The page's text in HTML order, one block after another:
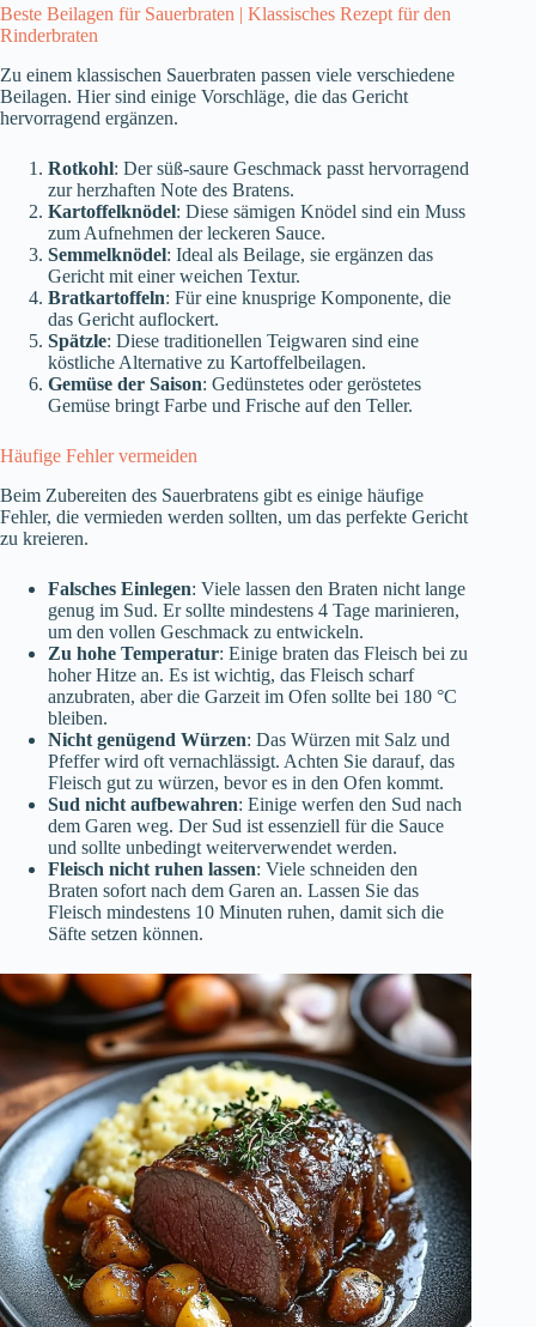
Beste Beilagen für Sauerbraten | Klassisches Rezept für den
Rinderbraten
Zu einem klassischen Sauerbraten passen viele verschiedene
Beilagen. Hier sind einige Vorschläge, die das Gericht
hervorragend ergänzen.
Rotkohl: Der süß-saure Geschmack passt hervorragend
zur herzhaften Note des Bratens.
Kartoffelknödel: Diese sämigen Knödel sind ein Muss
zum Aufnehmen der leckeren Sauce.
Semmelknödel: Ideal als Beilage, sie ergänzen das
Gericht mit einer weichen Textur.
Bratkartoffeln: Für eine knusprige Komponente, die
das Gericht auflockert.
Spätzle: Diese traditionellen Teigwaren sind eine
köstliche Alternative zu Kartoffelbeilagen.
Gemüse der Saison: Gedünstetes oder geröstetes
Gemüse bringt Farbe und Frische auf den Teller.
Häufige Fehler vermeiden
Beim Zubereiten des Sauerbratens gibt es einige häufige
Fehler, die vermieden werden sollten, um das perfekte Gericht
zu kreieren.
Falsches Einlegen: Viele lassen den Braten nicht lange
genug im Sud. Er sollte mindestens 4 Tage marinieren,
um den vollen Geschmack zu entwickeln.
Zu hohe Temperatur: Einige braten das Fleisch bei zu
hoher Hitze an. Es ist wichtig, das Fleisch scharf
anzubraten, aber die Garzeit im Ofen sollte bei 180 °C
bleiben.
Nicht genügend Würzen: Das Würzen mit Salz und
Pfeffer wird oft vernachlässigt. Achten Sie darauf, das
Fleisch gut zu würzen, bevor es in den Ofen kommt.
Sud nicht aufbewahren: Einige werfen den Sud nach
dem Garen weg. Der Sud ist essenziell für die Sauce
und sollte unbedingt weiterverwendet werden.
Fleisch nicht ruhen lassen: Viele schneiden den
Braten sofort nach dem Garen an. Lassen Sie das
Fleisch mindestens 10 Minuten ruhen, damit sich die
Säfte setzen können.